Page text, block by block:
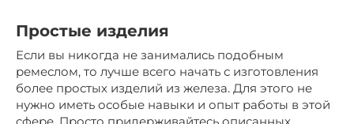
Простые изделия
Если вы никогда не занимались подобным
ремеслом, то лучше всего начать с изготовления
более простых изделий из железа. Для этого не
нужно иметь особые навыки и опыт работы в этой